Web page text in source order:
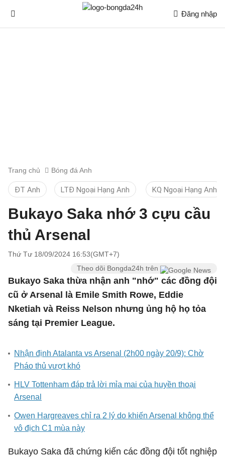
Đăng nhập
Trang chủ Bóng đá Anh
ĐT Anh LTĐ Ngoại Hạng Anh KQ Ngoại Hạng Anh
Bukayo Saka nhớ 3 cựu cầu
thủ Arsenal
Thứ Tư 18/09/2024 16:53(GMT+7)
Theo dõi Bongda24h trên
Bukayo Saka thừa nhận anh "nhớ" các đồng đội
cũ ở Arsenal là Emile Smith Rowe, Eddie
Nketiah và Reiss Nelson nhưng ủng hộ họ tỏa
sáng tại Premier League.
Nhận định Atalanta vs Arsenal (2h00 ngày 20/9): Chờ
Pháo thủ vượt khó
HLV Tottenham đáp trả lời mỉa mai của huyền thoại
Arsenal
Owen Hargreaves chỉ ra 2 lý do khiến Arsenal không thể
vô địch C1 mùa này
Bukayo Saka đã chứng kiến các đồng đội tốt nghiệp